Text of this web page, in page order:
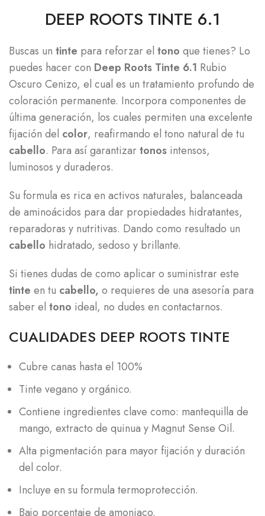
DEEP ROOTS TINTE 6.1
Buscas un tinte para reforzar el tono que tienes? Lo
puedes hacer con Deep Roots Tinte 6.1 Rubio
Oscuro Cenizo, el cual es un tratamiento profundo de
coloración permanente. Incorpora componentes de
última generación, los cuales permiten una excelente
fijación del color, reafirmando el tono natural de tu
cabello. Para así garantizartonos intensos,
luminosos y duraderos.
Su formula es rica en activos naturales, balanceada
de aminoácidos para dar propiedades hidratantes,
reparadoras y nutritivas. Dando como resultado un
cabello hidratado, sedoso y brillante.
Si tienes dudas de como aplicar o suministrar este
tinte en tu cabello, o requieres de una asesoría para
saber el tono ideal, no dudes en contactarnos.
CUALIDADES DEEP ROOTS TINTE
Cubre canas hasta el 100%
Tinte vegano y orgánico.
Contiene ingredientes clave como: mantequilla de
mango, extracto de quinua y Magnut Sense Oil.
Alta pigmentación para mayor fijación y duración
del color.
Incluye en su formula termoprotección.
Bajo porcentaje de amoniaco.